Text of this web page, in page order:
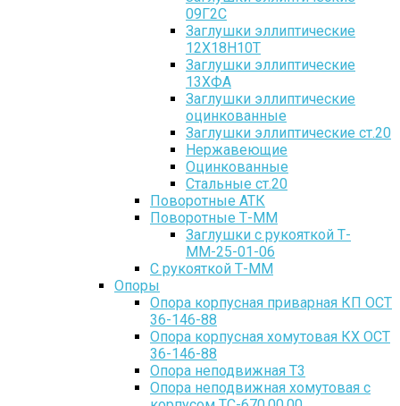
09Г2С
Заглушки эллиптические
12Х18Н10Т
Заглушки эллиптические
13ХФА
Заглушки эллиптические
оцинкованные
Заглушки эллиптические ст.20
Нержавеющие
Оцинкованные
Стальные ст.20
Поворотные АТК
Поворотные Т-ММ
Заглушки с рукояткой Т-
ММ-25-01-06
С рукояткой Т-ММ
Опоры
Опора корпусная приварная КП ОСТ
36-146-88
Опора корпусная хомутовая КХ ОСТ
36-146-88
Опора неподвижная Т3
Опора неподвижная хомутовая с